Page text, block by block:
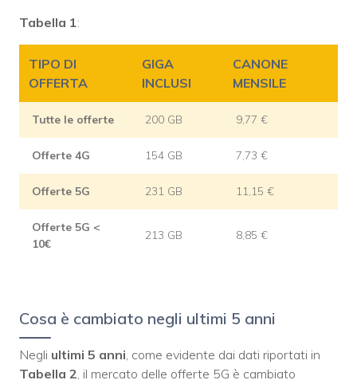
Tabella 1:
TIPO DI
OFFERTA
GIGA
INCLUSI
CANONE
MENSILE
Tutte le offerte 200 GB 9,77 €
Offerte 4G 154 GB 7,73 €
Offerte 5G 231 GB 11,15 €
Offerte 5G <
10€
213 GB 8,85 €
Cosa è cambiato negli ultimi 5 anni
Negli ultimi 5 anni, come evidente dai dati riportati in
Tabella 2, il mercato delle offerte 5G è cambiato